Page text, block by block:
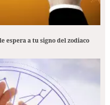
espera a tu signo del zodiaco